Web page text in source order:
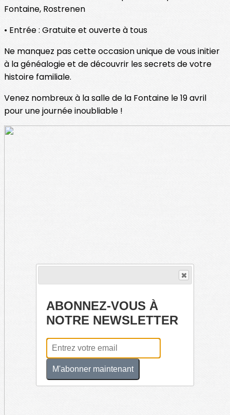
Fontaine, Rostrenen
• Entrée : Gratuite et ouverte à tous
Ne manquez pas cette occasion unique de vous initier
à la généalogie et de découvrir les secrets de votre
histoire familiale.
Venez nombreux à la salle de la Fontaine le 19 avril
pour une journée inoubliable !
ABONNEZ-VOUS À
NOTRE NEWSLETTER
M'abonner maintenant